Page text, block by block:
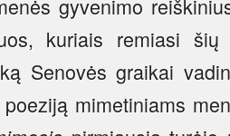
gyvenimo
kuriais remiasi šių
Senovės graikai
poeziją mimetiniams